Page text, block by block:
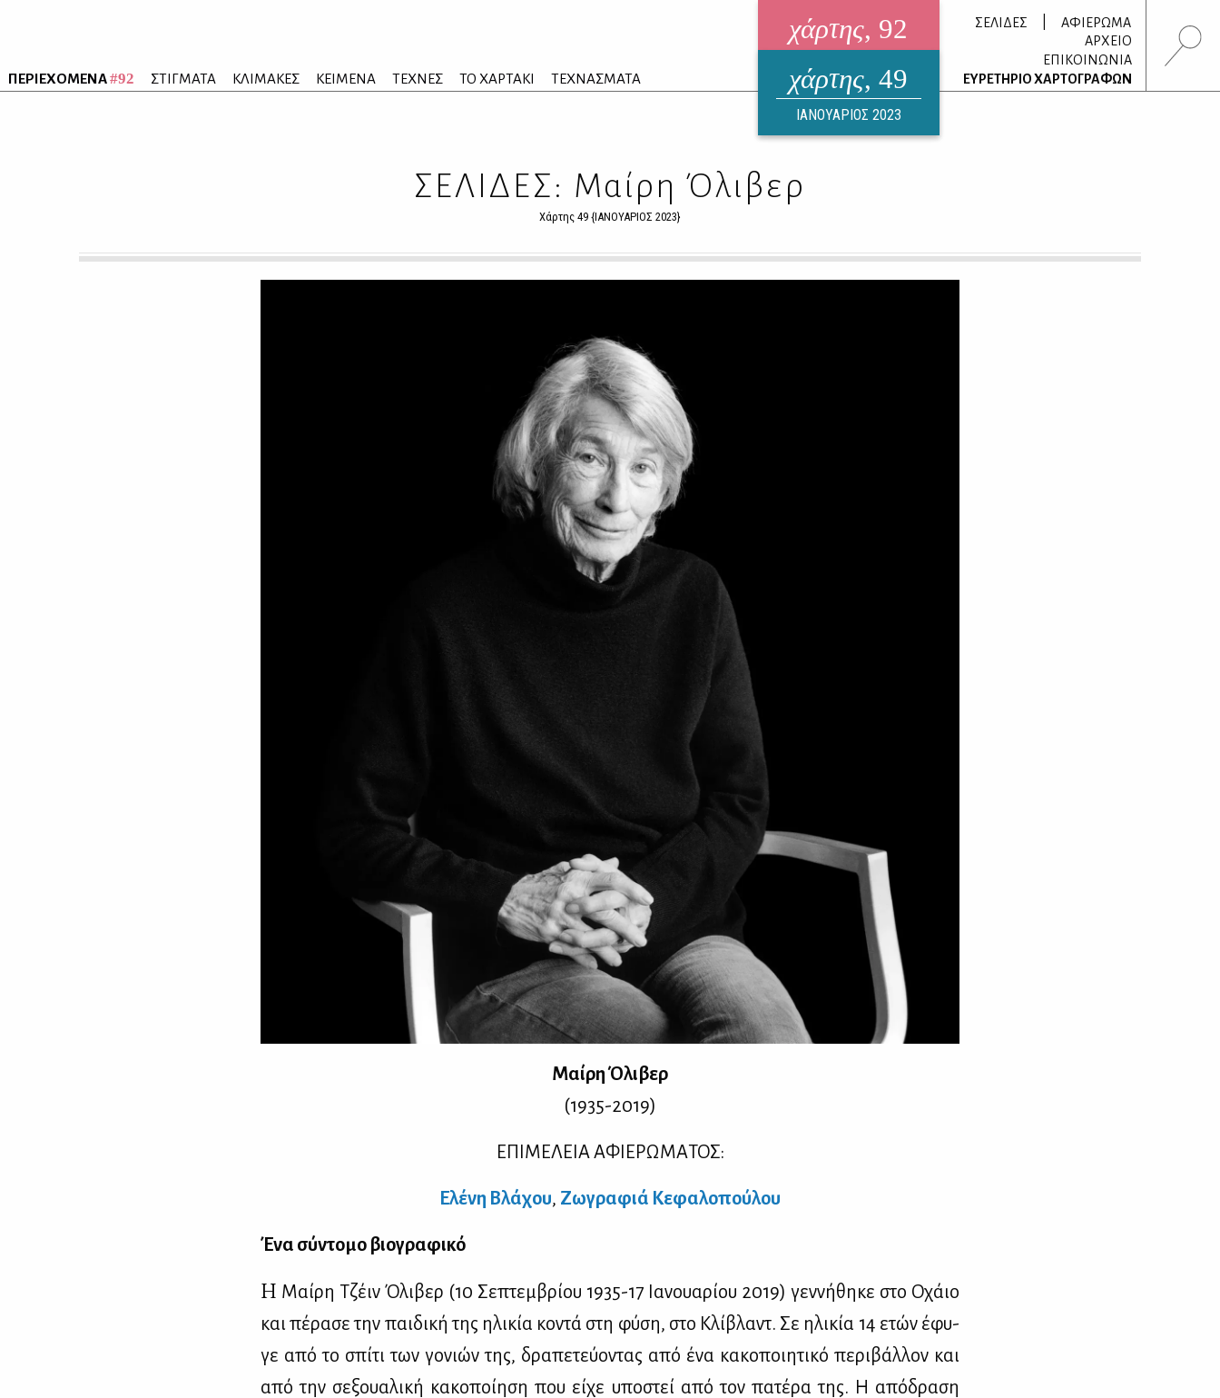
ΠΕΡΙΕΧΟΜΕΝΑ#92 ΣΤΙΓΜΑΤΑ ΚΛΙΜΑΚΕΣ ΚΕΙΜΕΝΑ ΤΕΧΝΕΣ ΤΟ ΧΑΡΤΑΚΙ ΤΕΧΝΑΣΜΑΤΑ
χάρτης, 92
ηλεκτρονικό περιοδικό
ΑΥΓΟΥΣΤΟΣ 2026
χάρτης, 49
ΙΑΝΟΥΑΡΙΟΣ 2023
ΣΕΛΙΔΕΣ
ΑΦΙΕΡΩΜΑ
ΑΡΧΕΙΟ
ΕΠΙΚΟΙΝΩΝΙΑ
ΕΥΡΕΤΗΡΙΟ ΧΑΡΤΟΓΡΑΦΩΝ
ΣΕΛΙΔΕΣ: Μαίρη Όλιβερ
Χάρτης 49 {ΙΑΝΟΥΑΡΙΟΣ 2023}
Mαί­ρη Όλι­βερ
(1935-2019)
ΕΠΙ­ΜΕ­ΛΕΙΑ ΑΦΙΕ­ΡΩ­ΜΑ­ΤΟΣ:
Ελέ­νη Βλά­χου, Ζω­γρα­φιά Κε­φα­λο­πού­λου
Ένα σύ­ντο­μο βιο­γρα­φι­κό
Η Μαί­ρη Τζέιν Όλι­βερ (10 Σε­πτεμ­βρί­ου 1935-17 Ια­νουα­ρί­ου 2019) γεν­νή­θη­κε στο Οχάιο
και πέ­ρα­σε την παι­δι­κή της ηλι­κία κο­ντά στη φύ­ση, στο Κλί­βλαντ. Σε ηλι­κία 14 ετών έφυ­
γε από το σπί­τι των γο­νιών της, δρα­πε­τεύ­ο­ντας από ένα κα­κο­ποι­η­τι­κό πε­ρι­βάλ­λον και
από την σε­ξουα­λι­κή κα­κο­ποί­η­ση που εί­χε υπο­στεί από τον πα­τέ­ρα της. Η από­δρα­ση